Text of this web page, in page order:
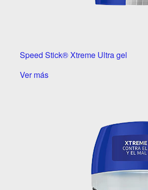
Speed Stick® Xtreme Ultra gel
Ver más